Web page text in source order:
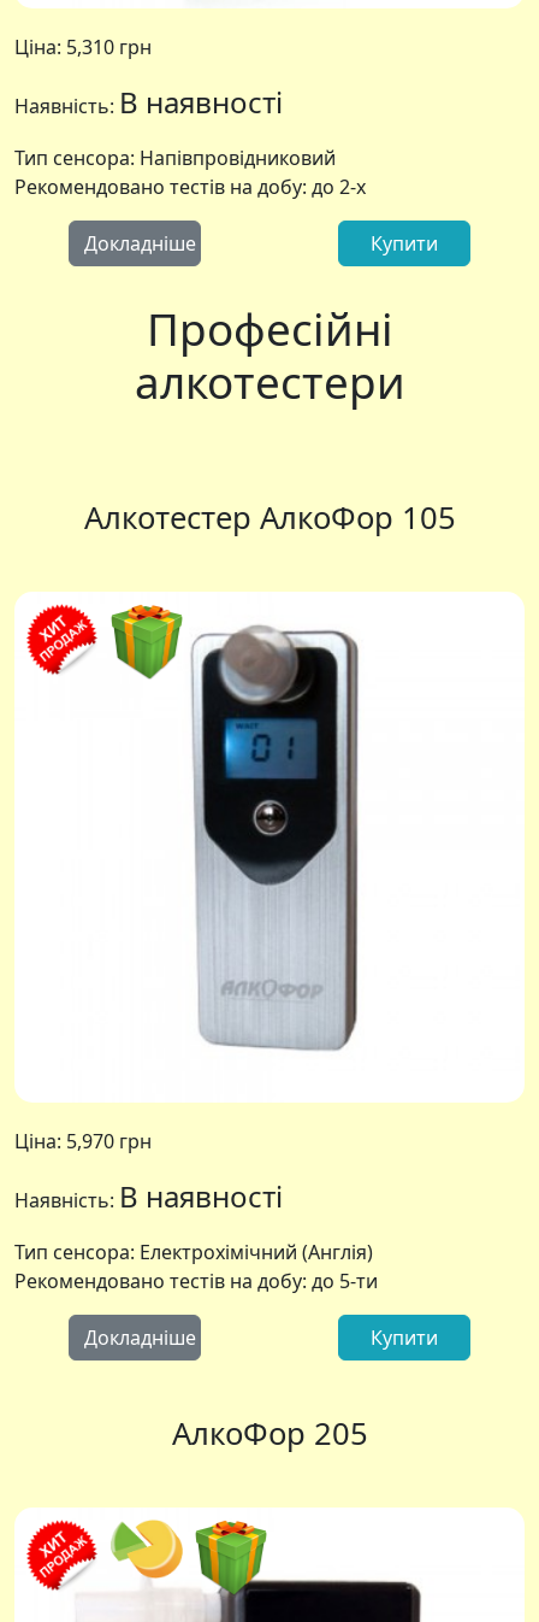
Ціна: 5,310 грн
Наявність: В наявності
Тип сенсора: Напівпровідниковий
Рекомендовано тестів на добу: до 2-х
Докладніше Купити
Професійні
алкотестери
Алкотестер АлкоФор 105
Ціна: 5,970 грн
Наявність: В наявності
Тип сенсора: Електрохімічний (Англія)
Рекомендовано тестів на добу: до 5-ти
Докладніше Купити
АлкоФор 205